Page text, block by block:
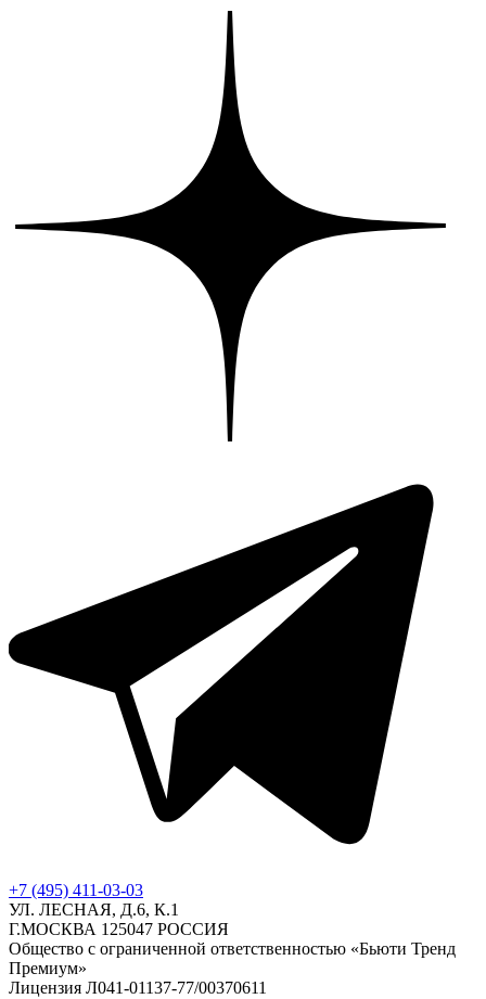
+7 (495) 411-03-03
УЛ. ЛЕСНАЯ, Д.6, К.1
Г.МОСКВА 125047 РОССИЯ
Общество с ограниченной ответственностью «Бьюти Тренд
Премиум»
Лицензия Л041-01137-77/00370611